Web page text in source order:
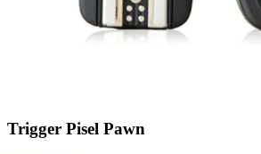
Trigger Pisel Pawn